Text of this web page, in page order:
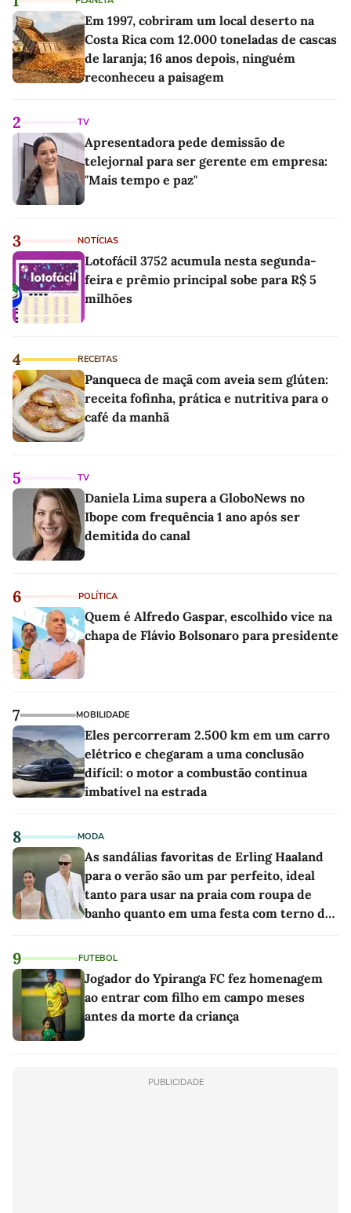
Em 1997, cobriram um local deserto na
Costa Rica com 12.000 toneladas de cascas
de laranja; 16 anos depois, ninguém
reconheceu a paisagem
2 TV
Apresentadora pede demissão de
telejornal para ser gerente em empresa:
"Mais tempo e paz"
3 NOTÍCIAS
Lotofácil 3752 acumula nesta segunda-
feira e prêmio principal sobe para R$ 5
milhões
4 RECEITAS
Panqueca de maçã com aveia sem glúten:
receita fofinha, prática e nutritiva para o
café da manhã
5 TV
Daniela Lima supera a GloboNews no
Ibope com frequência 1 ano após ser
demitida do canal
6 POLÍTICA
Quem é Alfredo Gaspar, escolhido vice na
chapa de Flávio Bolsonaro para presidente
7 MOBILIDADE
Eles percorreram 2.500 km em um carro
elétrico e chegaram a uma conclusão
difícil: o motor a combustão continua
imbatível na estrada
8 MODA
As sandálias favoritas de Erling Haaland
para o verão são um par perfeito, ideal
tanto para usar na praia com roupa de
banho quanto em uma festa com terno de
9 FUTEBOL
Jogador do Ypiranga FC fez homenagem
ao entrar com filho em campo meses
antes da morte da criança
PUBLICIDADE